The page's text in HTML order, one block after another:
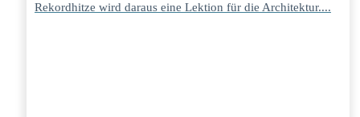
Rekordhitze wird daraus eine Lektion für die Architektur....